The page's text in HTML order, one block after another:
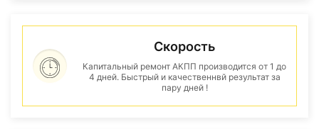
Скорость
Капитальный ремонт АКПП производится от 1 до
4 дней. Быстрый и качественнвй результат за
пару дней !